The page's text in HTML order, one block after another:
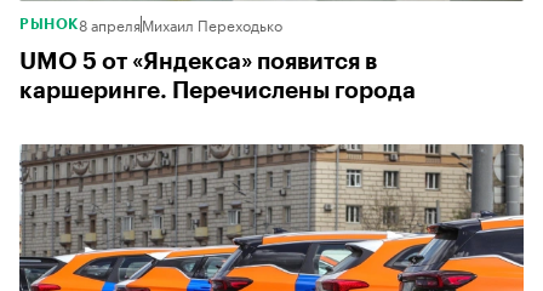
РЫНОК8 апреляМихаил Переходько
UMO 5 от «Яндекса» появится в
каршеринге. Перечислены города